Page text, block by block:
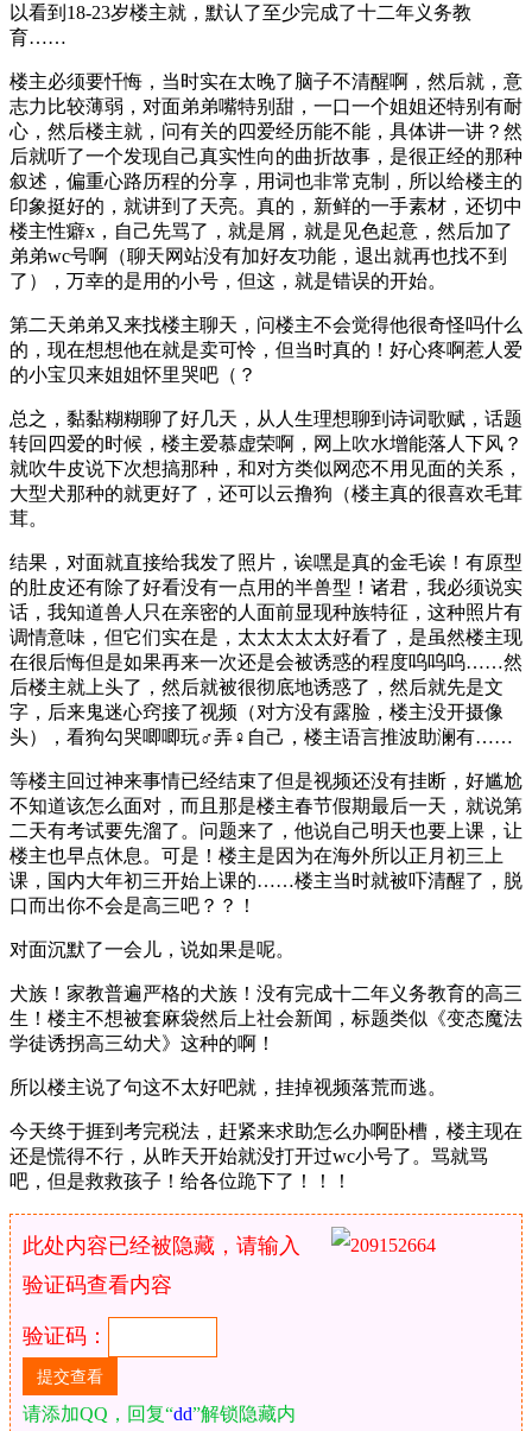
以看到18-23岁楼主就，默认了至少完成了十二年义务教
育……
楼主必须要忏悔，当时实在太晚了脑子不清醒啊，然后就，意
志力比较薄弱，对面弟弟嘴特别甜，一口一个姐姐还特别有耐
心，然后楼主就，问有关的四爱经历能不能，具体讲一讲？然
后就听了一个发现自己真实性向的曲折故事，是很正经的那种
叙述，偏重心路历程的分享，用词也非常克制，所以给楼主的
印象挺好的，就讲到了天亮。真的，新鲜的一手素材，还切中
楼主性癖x，自己先骂了，就是屑，就是见色起意，然后加了
弟弟wc号啊（聊天网站没有加好友功能，退出就再也找不到
了），万幸的是用的小号，但这，就是错误的开始。
第二天弟弟又来找楼主聊天，问楼主不会觉得他很奇怪吗什么
的，现在想想他在就是卖可怜，但当时真的！好心疼啊惹人爱
的小宝贝来姐姐怀里哭吧（？
总之，黏黏糊糊聊了好几天，从人生理想聊到诗词歌赋，话题
转回四爱的时候，楼主爱慕虚荣啊，网上吹水增能落人下风？
就吹牛皮说下次想搞那种，和对方类似网恋不用见面的关系，
大型犬那种的就更好了，还可以云撸狗（楼主真的很喜欢毛茸
茸。
结果，对面就直接给我发了照片，诶嘿是真的金毛诶！有原型
的肚皮还有除了好看没有一点用的半兽型！诸君，我必须说实
话，我知道兽人只在亲密的人面前显现种族特征，这种照片有
调情意味，但它们实在是，太太太太太好看了，是虽然楼主现
在很后悔但是如果再来一次还是会被诱惑的程度呜呜呜……然
后楼主就上头了，然后就被很彻底地诱惑了，然后就先是文
字，后来鬼迷心窍接了视频（对方没有露脸，楼主没开摄像
头），看狗勾哭唧唧玩♂弄♀自己，楼主语言推波助澜有……
等楼主回过神来事情已经结束了但是视频还没有挂断，好尴尬
不知道该怎么面对，而且那是楼主春节假期最后一天，就说第
二天有考试要先溜了。问题来了，他说自己明天也要上课，让
楼主也早点休息。可是！楼主是因为在海外所以正月初三上
课，国内大年初三开始上课的……楼主当时就被吓清醒了，脱
口而出你不会是高三吧？？！
对面沉默了一会儿，说如果是呢。
犬族！家教普遍严格的犬族！没有完成十二年义务教育的高三
生！楼主不想被套麻袋然后上社会新闻，标题类似《变态魔法
学徒诱拐高三幼犬》这种的啊！
所以楼主说了句这不太好吧就，挂掉视频落荒而逃。
今天终于捱到考完税法，赶紧来求助怎么办啊卧槽，楼主现在
还是慌得不行，从昨天开始就没打开过wc小号了。骂就骂
吧，但是救救孩子！给各位跪下了！！！
此处内容已经被隐藏，请输入
验证码查看内容
验证码：
请添加QQ，回复“dd”解锁隐藏内